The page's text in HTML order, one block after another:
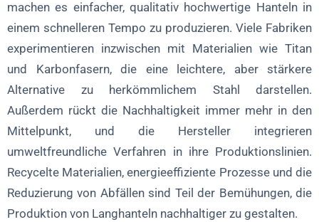
machen es einfacher, qualitativ hochwertige Hanteln in
einem schnelleren Tempo zu produzieren. Viele Fabriken
experimentieren inzwischen mit Materialien wie Titan
und Karbonfasern, die eine leichtere, aber stärkere
Alternative zu herkömmlichem Stahl darstellen.
Außerdem rückt die Nachhaltigkeit immer mehr in den
Mittelpunkt, und die Hersteller integrieren
umweltfreundliche Verfahren in ihre Produktionslinien.
Recycelte Materialien, energieeffiziente Prozesse und die
Reduzierung von Abfällen sind Teil der Bemühungen, die
Produktion von Langhanteln nachhaltiger zu gestalten.